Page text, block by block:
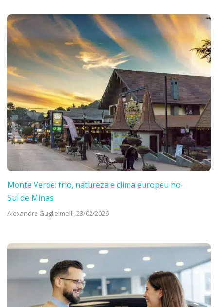
Monte Verde: frio, natureza e clima europeu no
Sul de Minas
Alexandre Guglielmelli, 23/02/2026